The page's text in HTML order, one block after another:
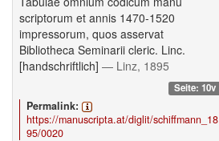
scriptorum et annis 1470-1520
impressorum, quos asservat
Bibliotheca Seminarii cleric. Linc.
[handschriftlich] — Linz, 1895
Seite: 10v
Permalink:
https://manuscripta.at/diglit/schiffmann_18
95/0020